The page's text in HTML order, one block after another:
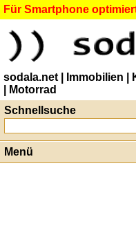
Für Smartphone
sodala.net | Immobilien
| Motorrad
Schnellsuche
Menü